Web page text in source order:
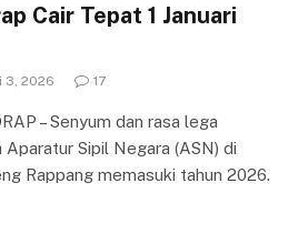
Cair Tepat 1 Januari
3, 2026 17
– Senyum dan rasa lega
Sipil Negara (ASN) di
Rappang memasuki tahun 2026.